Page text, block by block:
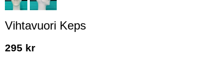
Vihtavuori Keps
295 kr